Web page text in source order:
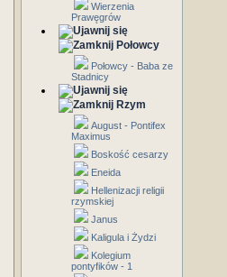
Wierzenia
Prawęgrów
Połowcy
Połowcy - Baba ze
Stadnicy
Rzym
August - Pontifex
Maximus
Boskość cesarzy
Eneida
Hellenizacji religii
rzymskiej
Janus
Kaligula i Żydzi
Kolegium
pontyfików - 1